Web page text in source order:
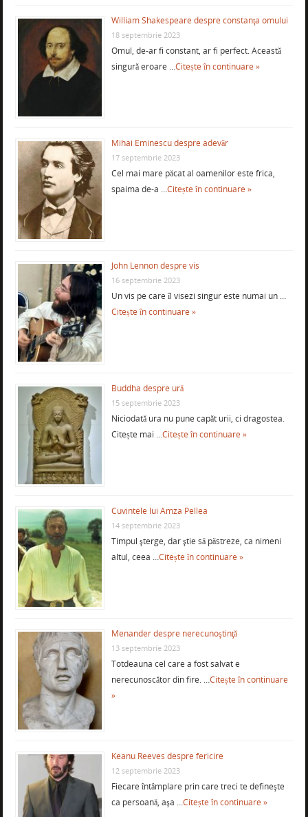
William Shakespeare despre constanţa omului
18 septembrie 2023
Omul, de-ar fi constant, ar fi perfect. Această
singură eroare …Citește în continuare »
Mihai Eminescu despre adevăr
17 septembrie 2023
Cel mai mare păcat al oamenilor este frica,
spaima de-a …Citește în continuare »
John Lennon despre vis
16 septembrie 2023
Un vis pe care îl visezi singur este numai un …
Citește în continuare »
Buddha despre ură
15 septembrie 2023
Niciodată ura nu pune capăt urii, ci dragostea.
Citește mai …Citește în continuare »
Cuvintele lui Amza Pellea
14 septembrie 2023
Timpul şterge, dar ştie să păstreze, ca nimeni
altul, ceea …Citește în continuare »
Menander despre nerecunoştinţă
13 septembrie 2023
Totdeauna cel care a fost salvat e
nerecunoscător din fire. …Citește în continuare
»
Keanu Reeves despre fericire
12 septembrie 2023
Fiecare întâmplare prin care treci te defineşte
ca persoană, aşa …Citește în continuare »